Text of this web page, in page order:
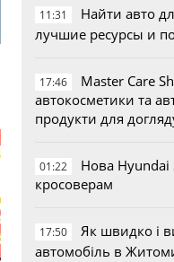
11:31
Найти авто
лучшие ресурсы и
17:46
Master Care
автокосметики та
продукти для
01:22
Нова Hyundai
кросоверам
17:50
Як швидко і
автомобіль в